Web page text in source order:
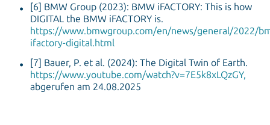
[6] BMW Group (2023): BMW iFACTORY: This is how
DIGITAL the BMW iFACTORY is.
https://www.bmwgroup.com/en/news/general/2022/
ifactory-digital.html
[7] Bauer, P. et al. (2024): The Digital Twin of Earth.
https://www.youtube.com/watch?v=7E5k8xLQzGY,
abgerufen am 24.08.2025